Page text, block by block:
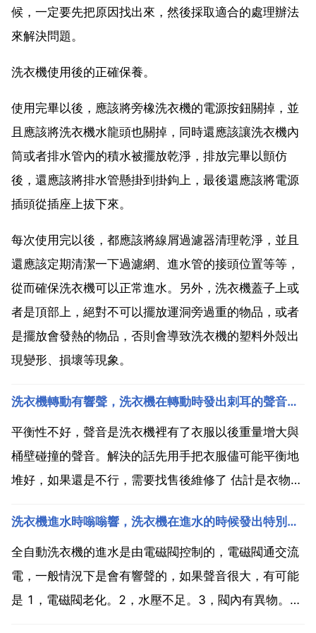
候，一定要先把原因找出來，然後採取適合的處理辦法
來解決問題。
洗衣機使用後的正確保養。
使用完畢以後，應該將旁橡洗衣機的電源按鈕關掉，並
且應該將洗衣機水龍頭也關掉，同時還應該讓洗衣機內
筒或者排水管內的積水被擺放乾淨，排放完畢以顫仿
後，還應該將排水管懸掛到掛鉤上，最後還應該將電源
插頭從插座上拔下來。
每次使用完以後，都應該將線屑過濾器清理乾淨，並且
還應該定期清潔一下過濾網、進水管的接頭位置等等，
從而確保洗衣機可以正常進水。另外，洗衣機蓋子上或
者是頂部上，絕對不可以擺放運洞旁過重的物品，或者
是擺放會發熱的物品，否則會導致洗衣機的塑料外殼出
現變形、損壞等現象。
洗衣機轉動有響聲，洗衣機在轉動時發出刺耳的聲音，什麼原因？
平衡性不好，聲音是洗衣機裡有了衣服以後重量增大與
桶壁碰撞的聲音。解決的話先用手把衣服儘可能平衡地
堆好，如果還是不行，需要找售後維修了 估計是衣物沒
還是指甩乾的時候？要是甩乾的時候響的話就是音符沒
放均勻產生的不均勻離心力而磕碰洗衣機壁。要是不是
剛才說的情...
洗衣機進水時嗡嗡響，洗衣機在進水的時候發出特別響的嗡嗡聲，這是怎麼回事？？
全自動洗衣機的進水是由電磁閥控制的，電磁閥通交流
電，一般情況下是會有響聲的，如果聲音很大，有可能
是 1，電磁閥老化。2，水壓不足。3，閥內有異物。